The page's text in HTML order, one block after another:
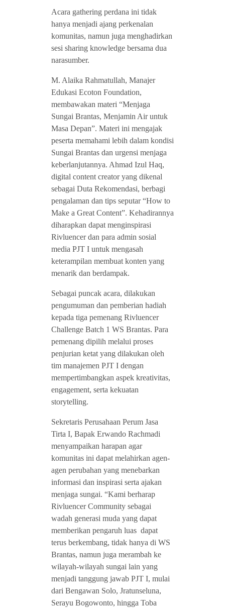
Acara gathering perdana ini tidak
hanya menjadi ajang perkenalan
komunitas, namun juga menghadirkan
sesi sharing knowledge bersama dua
narasumber.
M. Alaika Rahmatullah, Manajer
Edukasi Ecoton Foundation,
membawakan materi “Menjaga
Sungai Brantas, Menjamin Air untuk
Masa Depan”. Materi ini mengajak
peserta memahami lebih dalam kondisi
Sungai Brantas dan urgensi menjaga
keberlanjutannya. Ahmad Izul Haq,
digital content creator yang dikenal
sebagai Duta Rekomendasi, berbagi
pengalaman dan tips seputar “How to
Make a Great Content”. Kehadirannya
diharapkan dapat menginspirasi
Rivluencer dan para admin sosial
media PJT I untuk mengasah
keterampilan membuat konten yang
menarik dan berdampak.
Sebagai puncak acara, dilakukan
pengumuman dan pemberian hadiah
kepada tiga pemenang Rivluencer
Challenge Batch 1 WS Brantas. Para
pemenang dipilih melalui proses
penjurian ketat yang dilakukan oleh
tim manajemen PJT I dengan
mempertimbangkan aspek kreativitas,
engagement, serta kekuatan
storytelling.
Sekretaris Perusahaan Perum Jasa
Tirta I, Bapak Erwando Rachmadi
menyampaikan harapan agar
komunitas ini dapat melahirkan agen-
agen perubahan yang menebarkan
informasi dan inspirasi serta ajakan
menjaga sungai. “Kami berharap
Rivluencer Community sebagai
wadah generasi muda yang dapat
memberikan pengaruh luas dapat
terus berkembang, tidak hanya di WS
Brantas, namun juga merambah ke
wilayah-wilayah sungai lain yang
menjadi tanggung jawab PJT I, mulai
dari Bengawan Solo, Jratunseluna,
Serayu Bogowonto, hingga Toba